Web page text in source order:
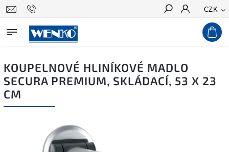
CZK
Hledat
KOUPELNOVÉ HLINÍKOVÉ MADLO
SECURA PREMIUM, SKLÁDACÍ, 53 X 23
CM